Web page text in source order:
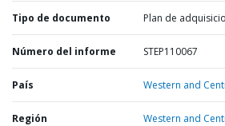
Tipo de documento Plan de
Número del informe STEP110067
País Western and
Región Western and